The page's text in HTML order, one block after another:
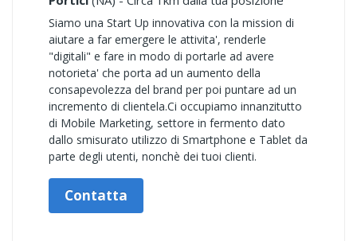
Siamo una Start Up innovativa con la mission di
aiutare a far emergere le attivita', renderle
"digitali" e fare in modo di portarle ad avere
notorieta' che porta ad un aumento della
consapevolezza del brand per poi puntare ad un
incremento di clientela.Ci occupiamo innanzitutto
di Mobile Marketing, settore in fermento dato
dallo smisurato utilizzo di Smartphone e Tablet da
parte degli utenti, nonchè dei tuoi clienti.
Contatta